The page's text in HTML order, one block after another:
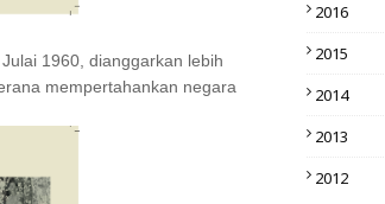
1960, dianggarkan lebih
mempertahankan negara
2016
2015
2014
2013
2012